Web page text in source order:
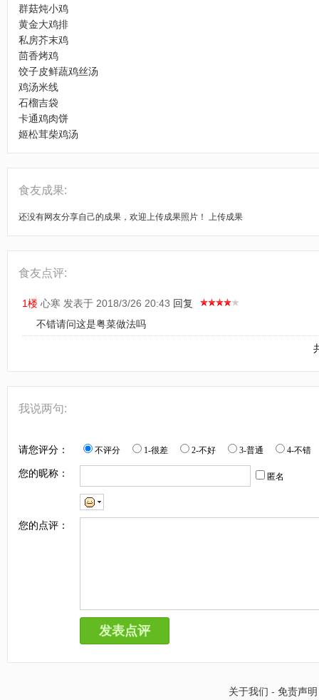
群菇炖小鸡
黄金大鸡排
私房芥末鸡
茴香烤鸡
饺子皮鲜蔬鸡丝汤
鸡汤米线
石榴吉袋
卡通鸡肉饼
姬松茸柴鸡汤
食友成果:
还没有网友分享自己的成果，欢迎上传成果照片！ 上传成果
食友点评:
1楼 心寒 发表于 2018/3/26 20:43 回复
不错请问这是粤菜做法吗
我说两句:
请您评分： 不评分 1-很差 2-不好 3-普通 4-不错
您的昵称： 匿名
您的点评：
关于我们 - 免责声明